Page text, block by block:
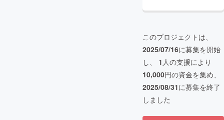
このプロジェクトは、
2025/07/16に募集を開始
し、 1 人の支援により
10,000円の資金を集め、
2025/08/31に募集を終了
しました